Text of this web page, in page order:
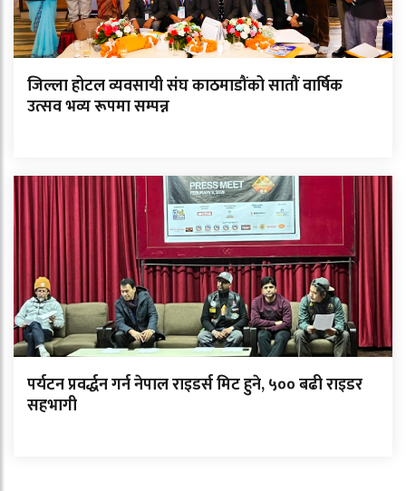
जिल्ला होटल व्यवसायी संघ काठमाडौंको सातौं वार्षिक
उत्सव भव्य रूपमा सम्पन्न
पर्यटन प्रवर्द्धन गर्न नेपाल राइडर्स मिट हुने, ५०० बढी राइडर
सहभागी